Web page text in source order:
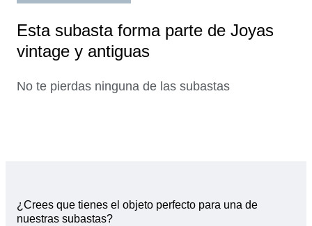
Esta subasta forma parte de Joyas
vintage y antiguas
No te pierdas ninguna de las subastas
¿Crees que tienes el objeto perfecto para una de
nuestras subastas?